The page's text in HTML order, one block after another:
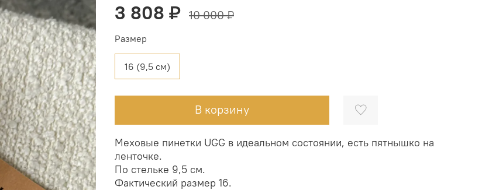
3 808 ₽ 10 000 ₽
В корзину
Размер
16 (9,5 см)
Меховые пинетки UGG в идеальном состоянии, есть пятнышко на
ленточке.
По стельке 9,5 см.
Фактический размер 16.